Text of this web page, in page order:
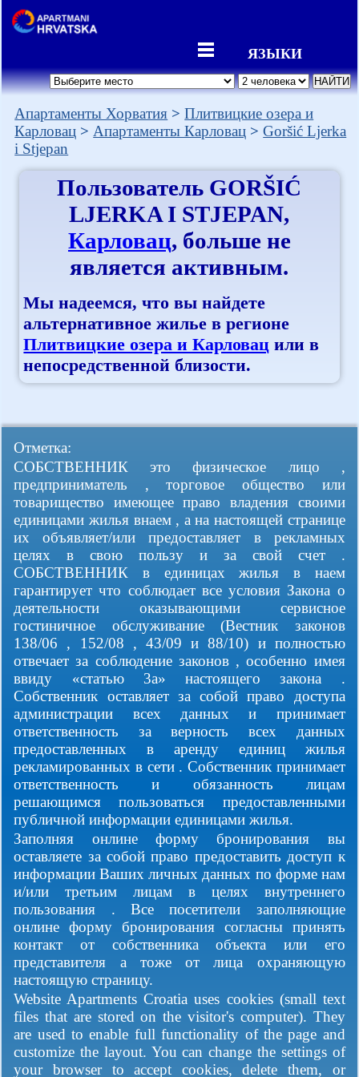
ЯЗЫКИ
Апартаменты Хорватия
Плитвицкие озера и
Карловац
Апартаменты Карловац
Goršić Ljerka
i Stjepan
Пользователь GORŠIĆ
LJERKA I STJEPAN,
Карловац, больше не
является активным.
Мы надеемся, что вы найдете
альтернативное жилье в регионе
Плитвицкие озера и Карловац или в
непосредственной близости.
Отметка:
СОБСТВЕННИК это физическое лицо ,
предприниматель , торговое общество или
товарищество имеющее право владения своими
единицами жилья внаем , а на настоящей странице
их объявляет/или предоставляет в рекламных
целях в свою пользу и за свой счет .
СОБСТВЕННИК в единицах жилья в наем
гарантирует что соблюдает все условия Закона о
деятельности оказывающими сервисное
гостиничное обслуживание (Вестник законов
138/06 , 152/08 , 43/09 и 88/10) и полностью
отвечает за соблюдение законов , особенно имея
ввиду «статью 3а» настоящего закона .
Собственник оставляет за собой право доступа
администрации всех данных и принимает
ответственность за верность всех данных
предоставленных в аренду единиц жилья
рекламированных в сети . Собственник принимает
ответственность и обязанность лицам
решающимся пользоваться предоставленными
публичной информации единицами жилья.
Заполняя онлине форму бронирования вы
оставляете за собой право предоставить доступ к
информации Ваших личных данных по форме нам
и/или третьим лицам в целях внутреннего
пользования . Все посетители заполняющие
онлине форму бронирования согласны принять
контакт от собственника объекта или его
представителя а тоже от лица охраняющую
настоящую страницу.
Website Apartments Croatia uses cookies (small text
files that are stored on the visitor's computer). They
are used to enable full functionality of the page and
customize the layout. You can change the settings of
your browser to accept cookies, delete them, or